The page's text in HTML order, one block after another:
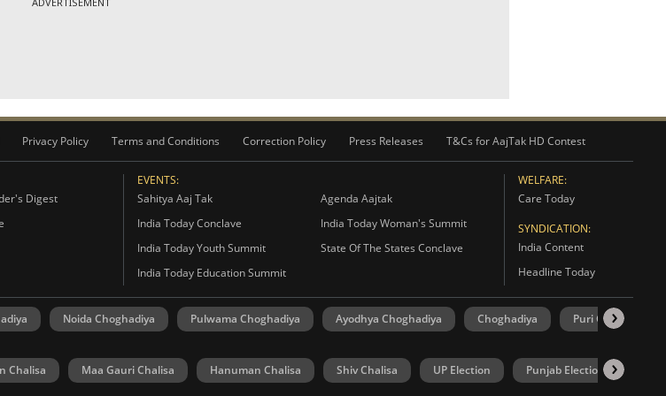
Privacy Policy Terms and Conditions Correction Policy Press Releases T&Cs for AajTak HD Contest
Digest
EVENTS:
Sahitya Aaj Tak
Agenda Aajtak
India Today Conclave
India Today Woman's Summit
India Today Youth Summit
State Of The States Conclave
India Today Education Summit
WELFARE:
Care Today
SYNDICATION:
India Content
Headline Today
Noida Choghadiya Pulwama Choghadiya Ayodhya Choghadiya Choghadiya Puri Choghadiya
Chalisa Maa Gauri Chalisa Hanuman Chalisa Shiv Chalisa UP Election Punjab Election